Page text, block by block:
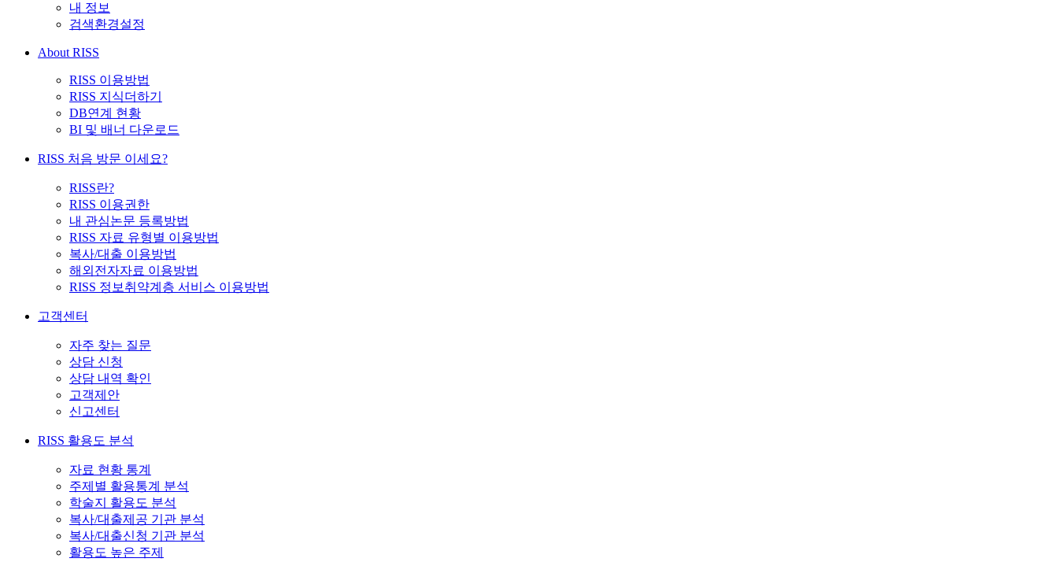
내 정보
검색환경설정
About RISS
RISS 이용방법
RISS 지식더하기
DB연계 현황
BI 및 배너 다운로드
RISS 처음 방문 이세요?
RISS란?
RISS 이용권한
내 관심논문 등록방법
RISS 자료 유형별 이용방법
복사/대출 이용방법
해외전자자료 이용방법
RISS 정보취약계층 서비스 이용방법
고객센터
자주 찾는 질문
상담 신청
상담 내역 확인
고객제안
신고센터
RISS 활용도 분석
자료 현황 통계
주제별 활용통계 분석
학술지 활용도 분석
복사/대출제공 기관 분석
복사/대출신청 기관 분석
활용도 높은 주제